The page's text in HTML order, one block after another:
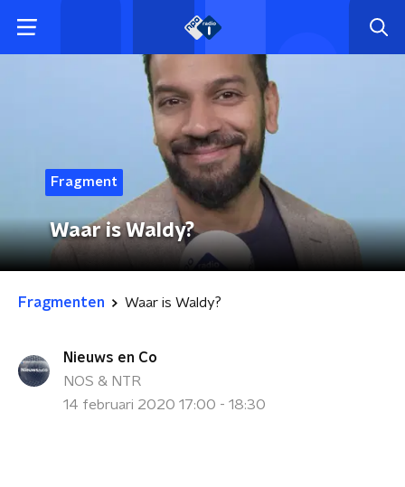
Fragment
Waar is Waldy?
Fragmenten Waar is Waldy?
Nieuws en Co
NOS & NTR
14 februari 2020 17:00 - 18:30